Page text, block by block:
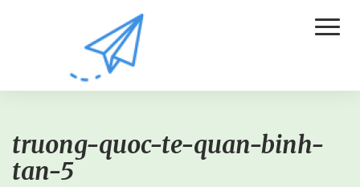
truong-quoc-te-quan-binh-
tan-5